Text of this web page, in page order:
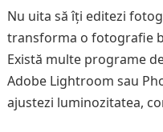
Nu uita să îți editezi
transforma o fotografie
Există multe programe
Adobe Lightroom sau
ajustezi luminozitatea,